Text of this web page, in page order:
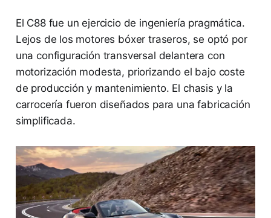
El C88 fue un ejercicio de ingeniería pragmática.
Lejos de los motores bóxer traseros, se optó por
una configuración transversal delantera con
motorización modesta, priorizando el bajo coste
de producción y mantenimiento. El chasis y la
carrocería fueron diseñados para una fabricación
simplificada.